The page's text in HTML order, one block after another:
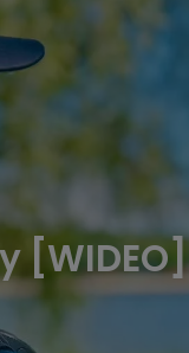
[WIDEO]